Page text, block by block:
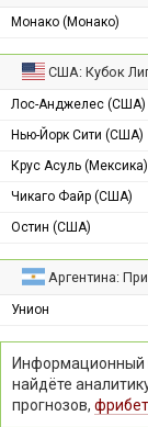
Монако (Монако)
США: Кубок
Лос-Анджелес (США)
Нью-Йорк Сити (США)
Крус Асуль (Мексика)
Чикаго Файр (США)
Остин (США)
Аргентина:
Унион
Информационный
найдёте
прогнозов,